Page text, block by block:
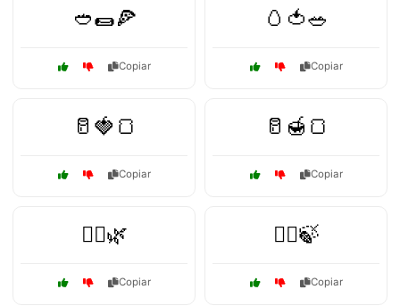
🥙🌯🍕
Copiar
🥚🍅🥗
Copiar
🥛🍓🍞
Copiar
🥛🍯🍞
Copiar
🧖‍♂️🌿
Copiar
🧘‍♀️🍃
Copiar